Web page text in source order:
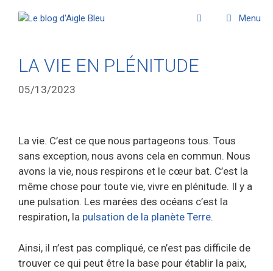
Menu
LA VIE EN PLÉNITUDE
05/13/2023
La vie. C’est ce que nous partageons tous. Tous
sans exception, nous avons cela en commun. Nous
avons la vie, nous respirons et le cœur bat. C’est la
même chose pour toute vie, vivre en plénitude. Il y a
une pulsation. Les marées des océans c’est la
respiration, la pulsation de la planète Terre.
Ainsi, il n’est pas compliqué, ce n’est pas difficile de
trouver ce qui peut être la base pour établir la paix,